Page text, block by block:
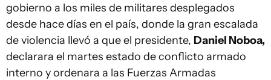
gobierno a los miles de militares desplegados
desde hace días en el país, donde la gran escalada
de violencia llevó a que el presidente, Daniel Noboa,
declarara el martes estado de conflicto armado
interno y ordenara a las Fuerzas Armadas